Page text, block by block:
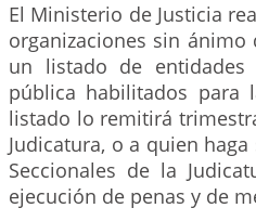
El Ministerio de Justicia
organizaciones sin
un listado de
pública habilitados para
listado lo remitirá
Judicatura, o a quien
Seccionales de la
ejecución de penas y de